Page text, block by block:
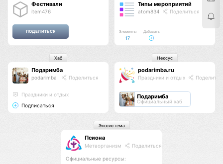
Фестивали
item476
Типы мероприятий
atom834 Поделиться
Элементы
17
Добавить
Подаримба
podarimba Поделиться
Праздники и отдых
Подписаться
Хаб
podarimba.ru
Праздники и отдых
Подаримба
Официальный хаб
Нексус
Псиона
Метаорганизм Поделиться
Официальные ресурсы:
Экосистема